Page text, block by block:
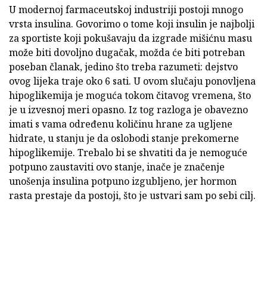
U modernoj farmaceutskoj industriji postoji mnogo
vrsta insulina. Govorimo o tome koji insulin je najbolji
za sportiste koji pokušavaju da izgrade mišićnu masu
može biti dovoljno dugačak, možda će biti potreban
poseban članak, jedino što treba razumeti: dejstvo
ovog lijeka traje oko 6 sati. U ovom slučaju ponovljena
hipoglikemija je moguća tokom čitavog vremena, što
je u izvesnoj meri opasno. Iz tog razloga je obavezno
imati s vama određenu količinu hrane za ugljene
hidrate, u stanju je da oslobodi stanje prekomerne
hipoglikemije. Trebalo bi se shvatiti da je nemoguće
potpuno zaustaviti ovo stanje, inače je značenje
unošenja insulina potpuno izgubljeno, jer hormon
rasta prestaje da postoji, što je ustvari sam po sebi cilj.